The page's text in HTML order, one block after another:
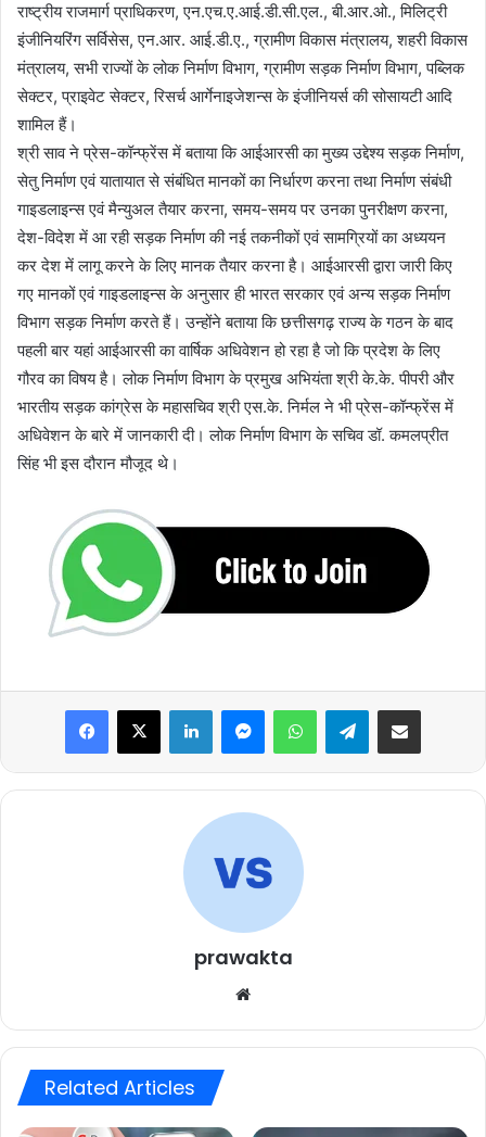
राष्ट्रीय राजमार्ग प्राधिकरण, एन.एच.ए.आई.डी.सी.एल., बी.आर.ओ., मिलिट्री
इंजीनियरिंग सर्विसेस, एन.आर. आई.डी.ए., ग्रामीण विकास मंत्रालय, शहरी विकास
मंत्रालय, सभी राज्यों के लोक निर्माण विभाग, ग्रामीण सड़क निर्माण विभाग, पब्लिक
सेक्टर, प्राइवेट सेक्टर, रिसर्च आर्गेनाइजेशन्स के इंजीनियर्स की सोसायटी आदि
शामिल हैं।
श्री साव ने प्रेस-कॉन्फ्रेंस में बताया कि आईआरसी का मुख्य उद्देश्य सड़क निर्माण,
सेतु निर्माण एवं यातायात से संबंधित मानकों का निर्धारण करना तथा निर्माण संबंधी
गाइडलाइन्स एवं मैन्युअल तैयार करना, समय-समय पर उनका पुनरीक्षण करना,
देश-विदेश में आ रही सड़क निर्माण की नई तकनीकों एवं सामग्रियों का अध्ययन
कर देश में लागू करने के लिए मानक तैयार करना है। आईआरसी द्वारा जारी किए
गए मानकों एवं गाइडलाइन्स के अनुसार ही भारत सरकार एवं अन्य सड़क निर्माण
विभाग सड़क निर्माण करते हैं। उन्होंने बताया कि छत्तीसगढ़ राज्य के गठन के बाद
पहली बार यहां आईआरसी का वार्षिक अधिवेशन हो रहा है जो कि प्रदेश के लिए
गौरव का विषय है। लोक निर्माण विभाग के प्रमुख अभियंता श्री के.के. पीपरी और
भारतीय सड़क कांग्रेस के महासचिव श्री एस.के. निर्मल ने भी प्रेस-कॉन्फ्रेंस में
अधिवेशन के बारे में जानकारी दी। लोक निर्माण विभाग के सचिव डॉ. कमलप्रीत
सिंह भी इस दौरान मौजूद थे।
Facebook
X LinkedInMessengerWhatsAppTelegramShare via Email
prawakta
Related Articles